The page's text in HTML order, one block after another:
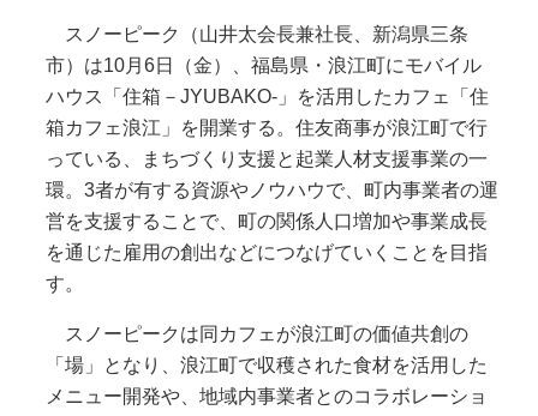
スノーピーク（山井太会長兼社長、新潟県三条
市）は10月6日（金）、福島県・浪江町にモバイル
ハウス「住箱－JYUBAKO-」を活用したカフェ「住
箱カフェ浪江」を開業する。住友商事が浪江町で行
っている、まちづくり支援と起業人材支援事業の一
環。3者が有する資源やノウハウで、町内事業者の運
営を支援することで、町の関係人口増加や事業成長
を通じた雇用の創出などにつなげていくことを目指
す。
スノーピークは同カフェが浪江町の価値共創の
「場」となり、浪江町で収穫された食材を活用した
メニュー開発や、地域内事業者とのコラボレーショ